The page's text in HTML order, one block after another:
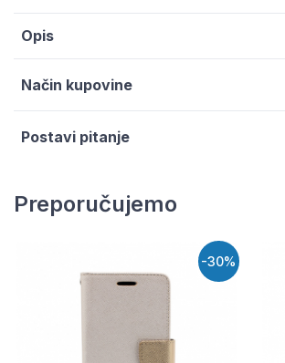
Opis
Način kupovine
Postavi pitanje
Preporučujemo
-30%